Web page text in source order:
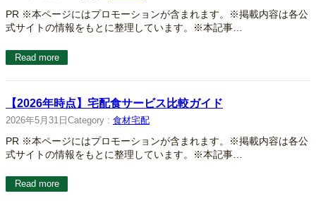
PR ※本ページにはプロモーションが含まれます。※掲載内容は各公
式サイトの情報をもとに整理しています。※本記事…
Read more
【2026年時点】宅配食サービス比較ガイド
2026年5月31日 Category : 食材宅配
PR ※本ページにはプロモーションが含まれます。※掲載内容は各公
式サイトの情報をもとに整理しています。※本記事…
Read more